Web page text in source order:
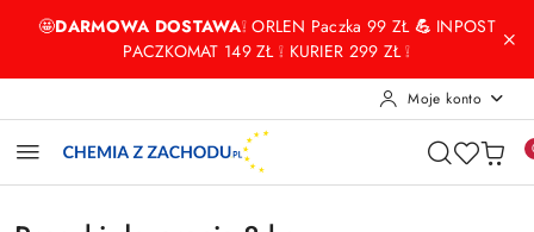
Przejdź do treści głównej
Przejdź do wyszukiwarki
Przejdź do moje konto
Przejdź do menu głównego
Przejdź do stopki
🤩DARMOWA DOSTAWA❕ ORLEN Paczka 99 ZŁ💪 INPOST
PACZKOMAT 149 ZŁ ❕ KURIER 299 ZŁ ❕
Moje konto